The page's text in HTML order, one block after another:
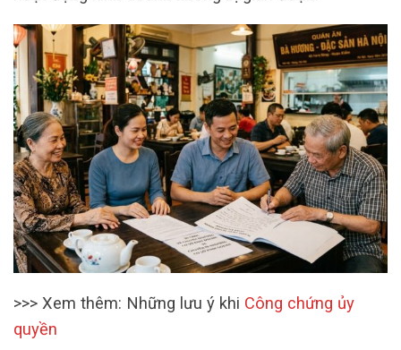
>>> Xem thêm: Những lưu ý khi Công chứng ủy
quyền